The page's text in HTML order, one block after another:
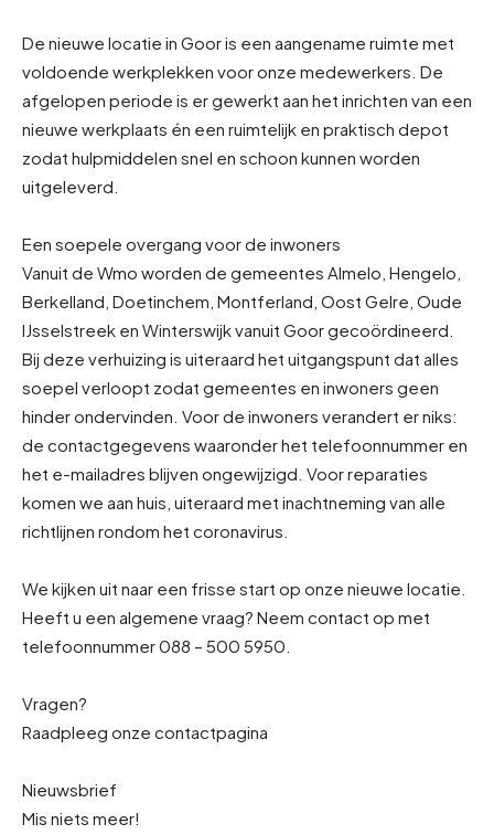
De nieuwe locatie in Goor is een aangename ruimte met
voldoende werkplekken voor onze medewerkers. De
afgelopen periode is er gewerkt aan het inrichten van een
nieuwe werkplaats én een ruimtelijk en praktisch depot
zodat hulpmiddelen snel en schoon kunnen worden
uitgeleverd.
Een soepele overgang voor de inwoners
Vanuit de Wmo worden de gemeentes Almelo, Hengelo,
Berkelland, Doetinchem, Montferland, Oost Gelre, Oude
IJsselstreek en Winterswijk vanuit Goor gecoördineerd.
Bij deze verhuizing is uiteraard het uitgangspunt dat alles
soepel verloopt zodat gemeentes en inwoners geen
hinder ondervinden. Voor de inwoners verandert er niks:
de contactgegevens waaronder het telefoonnummer en
het e-mailadres blijven ongewijzigd. Voor reparaties
komen we aan huis, uiteraard met inachtneming van alle
richtlijnen rondom het coronavirus.
We kijken uit naar een frisse start op onze nieuwe locatie.
Heeft u een algemene vraag? Neem contact op met
telefoonnummer 088 – 500 5950.
Vragen?
Raadpleeg onze contactpagina
Nieuwsbrief
Mis niets meer!